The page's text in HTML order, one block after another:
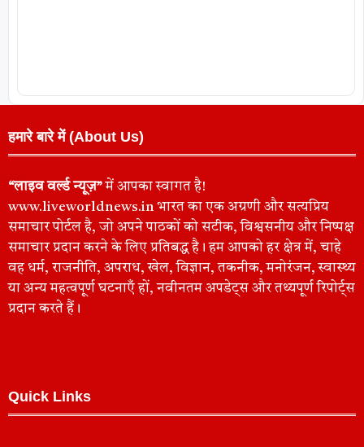
हमारे बारे में (About Us)
“लाइव वर्ल्ड न्यूज़”में आपका स्वागत है!
www.liveworldnews.in भारत का एक अग्रणी और सत्यप्रिय
समाचार पोर्टल है, जो अपने पाठकों को सटीक, विश्वसनीय और निष्पक्ष
समाचार प्रदान करने के लिए प्रतिबद्ध है। हम आपको हर क्षेत्र में, चाहे
वह धर्म, राजनीति, अपराध, खेल, विज्ञान, तकनीक, मनोरंजन, स्वास्थ्य
या अन्य महत्वपूर्ण घटनाएँ हों, नवीनतम अपडेट्स और तथ्यपूर्ण रिपोर्ट्स
प्रदान करते हैं।
Quick Links